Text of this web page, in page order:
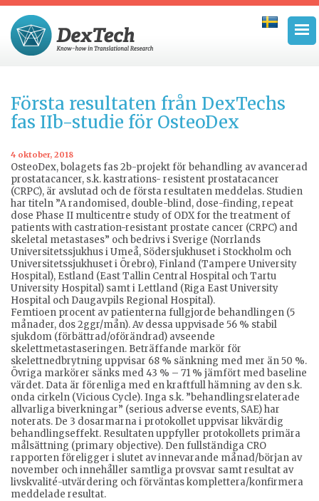
Första resultaten från DexTechs
fas IIb-studie för OsteoDex
4 oktober, 2018
OsteoDex, bolagets fas 2b-projekt för behandling av avancerad
prostatacancer, s.k. kastrations- resistent prostatacancer
(CRPC), är avslutad och de första resultaten meddelas. Studien
har titeln ”A randomised, double-blind, dose-finding, repeat
dose Phase II multicentre study of ODX for the treatment of
patients with castration-resistant prostate cancer (CRPC) and
skeletal metastases” och bedrivs i Sverige (Norrlands
Universitetssjukhus i Umeå, Södersjukhuset i Stockholm och
Universitetssjukhuset i Örebro), Finland (Tampere University
Hospital), Estland (East Tallin Central Hospital och Tartu
University Hospital) samt i Lettland (Riga East University
Hospital och Daugavpils Regional Hospital).
Femtioen procent av patienterna fullgjorde behandlingen (5
månader, dos 2ggr/mån). Av dessa uppvisade 56 % stabil
sjukdom (förbättrad/oförändrad) avseende
skelettmetastaseringen. Beträffande markör för
skelettnedbrytning uppvisar 68 % sänkning med mer än 50 %.
Övriga markörer sänks med 43 % – 71 % jämfört med baseline
värdet. Data är förenliga med en kraftfull hämning av den s.k.
onda cirkeln (Vicious Cycle). Inga s.k. ”behandlingsrelaterade
allvarliga biverkningar” (serious adverse events, SAE) har
noterats. De 3 dosarmarna i protokollet uppvisar likvärdig
behandlingseffekt. Resultaten uppfyller protokollets primära
målsättning (primary objective). Den fullständiga CRO
rapporten föreligger i slutet av innevarande månad/början av
november och innehåller samtliga provsvar samt resultat av
livskvalité-utvärdering och förväntas komplettera/konfirmera
meddelade resultat.